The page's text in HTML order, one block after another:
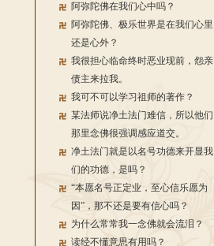
阿弥陀佛在我们心中吗？
阿弥陀佛、极乐世界是在我们心里
还是心外？
我很担心临命终时恶业现前，怨亲
债主来拉我。
我可不可以学习祖师的著作？
某法师说净土法门难信，所以他们
那里念佛很强调感应道交。
净土法门就是以名号功德来开显我
们的功德，是吗？
“本愿名号正定业，至心信乐愿为
因”，那不还是要有信心吗？
为什么常常我一念佛就会流泪？
读经不懂意思有用吗？